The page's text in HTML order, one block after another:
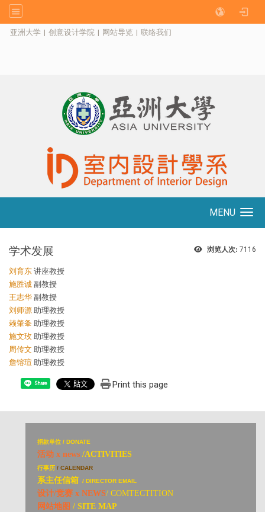
亚洲大学 | 创意设计学院 | 网站导览 | 联络我们
MENU
浏览人次: 7116
学术发展
刘育东 讲座教授
施胜诚 副教授
王志华 副教授
刘师源 助理教授
赖肇夆 助理教授
施文玫 助理教授
周传文 助理教授
詹镕瑄 助理教授
Share Print this page
捐款单位 / DONATE
活动 x news /ACTIVITIES
行事历 / CALENDAR
系主任信箱 / DIRECTOR EMAIL
设计/竞赛 x NEWS/ COMTECTITION
网站地图 / SITE MAP